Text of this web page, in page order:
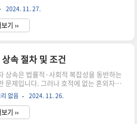
가격에 영향을 미치는지 구체적으로 살펴보
자들이 유의해야 할 점을 짚어보겠습니다.
하에 따른 투자 환경 변화한은..
하는데요. 2025년 4대보험요율이 어떻게
지 변경내용과 2025년 4대보험 계산기를
도록 하겠습니다. 2025년 4대보험 요율 변
정리 1. 국민연금 : 2025년부터 보험요율
50대는 1% 상승한 10%라고 합니다. 2.
험 : 건강보험의 경유 7.09%로 동결된다고
. 3. 고용보험 : 실업급여의 보험료율은 근로
업주 각각 0.9%로 유지됩니다. 4. 산재보험
험요율은 업종별로 차이가 있습니다. 정확
재보험 요율은 근로복지공단 홈페이지에서 확
2024. 11. 27.
기 ››
속 절차 및 조건
상속은 법률적·사회적 복잡성을 동반하는
문제입니다. 그러나 호적에 없는 혼외자의
속권이 배제되거나 제한되는 경우가 많아
상속 절차 및 조건에 대해 명확히 이해하는
요합니다. 혼외자가 상속권을 주장하려면
건을 충족해야 하고, 절차는 어떻게 진행되
없음 2024. 11. 26.
기 ››